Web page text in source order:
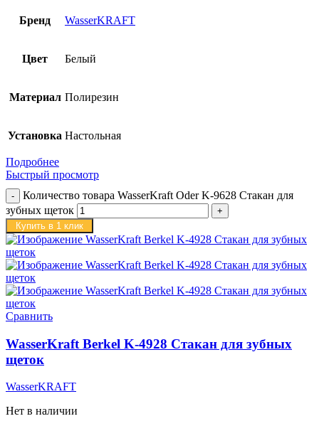
Бренд WasserKRAFT
Цвет Белый
Материал Полирезин
Установка Настольная
Подробнее
Быстрый просмотр
Количество товара WasserKraft Oder K-9628 Стакан для
зубных щеток
Купить в 1 клик
Сравнить
WasserKraft Berkel K-4928 Стакан для зубных
щеток
WasserKRAFT
Нет в наличии